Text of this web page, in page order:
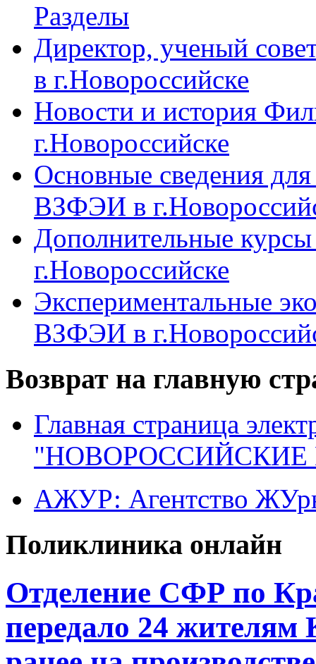
Разделы
Директор, ученый
в г.Новороссийске
Новости и история
г.Новороссийске
Основные сведения
ВЗФЭИ в
Дополнительные
г.Новороссийске
Экспериментальные
ВЗФЭИ в
Возврат на главную
Главная страница
"НОВОРОССИЙСКИЕ
АЖУР: Агентство
Поликлиника онлайн
Отделение СФР по
передало 24